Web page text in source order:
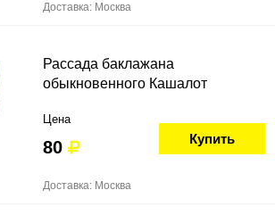
Доставка: Москва
Рассада баклажана
обыкновенного Кашалот
Цена
80 Купить
Доставка: Москва